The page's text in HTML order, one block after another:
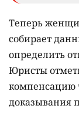
Теперь
собирает
определить
Юристы
компенсацию
доказывания